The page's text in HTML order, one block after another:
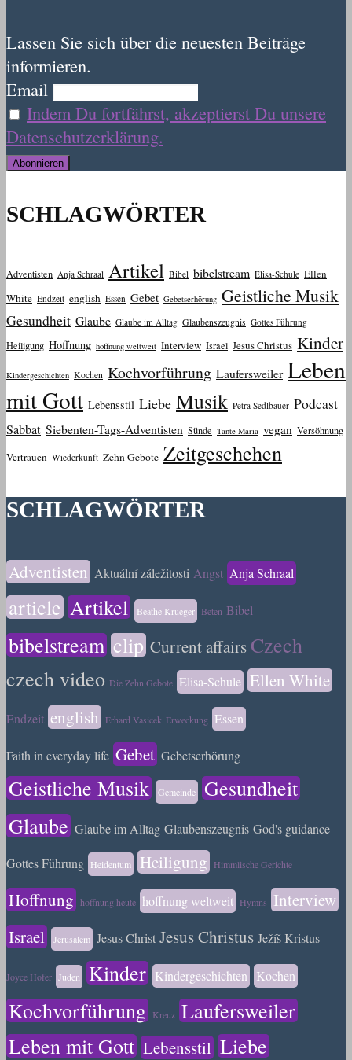
Lassen Sie sich über die neuesten Beiträge
informieren.
Email
Indem Du fortfährst, akzeptierst Du unsere
Datenschutzerklärung.
SCHLAGWÖRTER
Adventisten Anja Schraal Artikel Bibel bibelstream Elisa-Schule Ellen
White Endzeit english Essen Gebet Gebetserhörung Geistliche Musik
Gesundheit Glaube Glaube im Alltag Glaubenszeugnis Gottes Führung
Heiligung Hoffnung hoffnung weltweit Interview Israel Jesus Christus Kinder
Kindergeschichten Kochen Kochvorführung Laufersweiler Leben
mit Gott Lebensstil Liebe Musik Petra Sedlbauer Podcast
Sabbat Siebenten-Tags-Adventisten Sünde Tante Maria vegan Versöhnung
Vertrauen Wiederkunft Zehn Gebote Zeitgeschehen
SCHLAGWÖRTER
Adventisten Aktuální záležitosti Angst Anja Schraal
article Artikel Beathe Krueger Beten Bibel
bibelstream clip Current affairs Czech
czech video Die Zehn Gebote Elisa-Schule Ellen White
Endzeit english Erhard Vasicek Erweckung Essen
Faith in everyday life Gebet Gebetserhörung
Geistliche Musik Gemeinde
Gesundheit
Glaube Glaube im Alltag Glaubenszeugnis God's guidance
Gottes Führung Heidentum Heiligung Himmlische Gerichte
Hoffnung hoffnung heute hoffnung weltweit Hymns
Interview
Israel
Jerusalem Jesus Christ Jesus Christus Ježíš Kristus
Joyce Hofer Juden Kinder Kindergeschichten Kochen
Kochvorführung Kreuz Laufersweiler
Leben mit Gott Lebensstil Liebe